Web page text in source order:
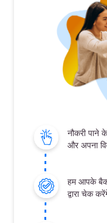
नौकरी
और अपना
हम आपके
द्वारा चेक